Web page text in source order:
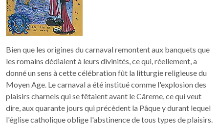
Bien que les origines du carnaval remontent aux banquets que
les romains dédiaient à leurs divinités, ce qui, réellement, a
donné un sens à cette célébration fût la litturgie religieuse du
Moyen Age. Le carnaval a été institué comme l'explosion des
plaisirs charnels qui se fêtaient avant le Câreme, ce qui veut
dire, aux quarante jours qui précèdent la Pâque y durant lequel
l'église catholique oblige l'abstinence de tous types de plaisirs.